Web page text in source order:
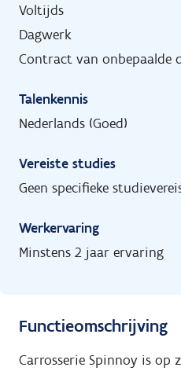
Voltijds
Dagwerk
Contract van onbepaalde
Talenkennis
Nederlands (Goed)
Vereiste studies
Geen specifieke
Werkervaring
Minstens 2 jaar ervaring
Functieomschrijving
Carrosserie Spinnoy is op